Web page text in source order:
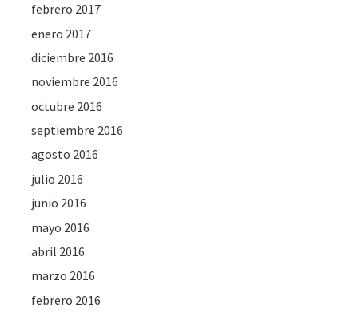
febrero 2017
enero 2017
diciembre 2016
noviembre 2016
octubre 2016
septiembre 2016
agosto 2016
julio 2016
junio 2016
mayo 2016
abril 2016
marzo 2016
febrero 2016